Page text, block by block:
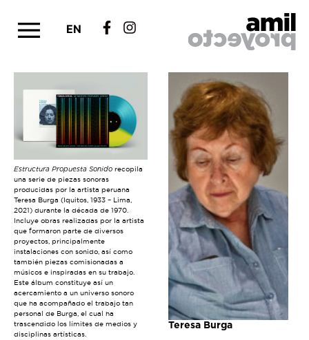
EN
Estructura Propuesta Sonido recopila
una serie de piezas sonoras
producidas por la artista peruana
Teresa Burga (Iquitos, 1933 – Lima,
2021) durante la década de 1970.
Incluye obras realizadas por la artista
que formaron parte de diversos
proyectos, principalmente
instalaciones con sonido, así como
también piezas comisionadas a
músicos e inspiradas en su trabajo.
Este álbum constituye así un
acercamiento a un universo sonoro
que ha acompañado el trabajo tan
personal de Burga, el cual ha
trascendido los límites de medios y
disciplinas artísticas.
Teresa Burga